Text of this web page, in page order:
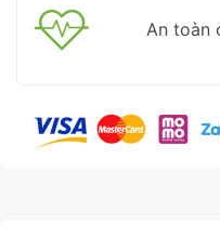
An toàn